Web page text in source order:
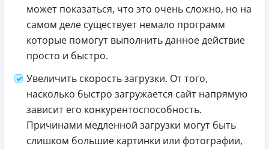
может показаться, что это очень сложно, но на
самом деле существует немало программ
которые помогут выполнить данное действие
просто и быстро.
Увеличить скорость загрузки. От того,
насколько быстро загружается сайт напрямую
зависит его конкурентоспособность.
Причинами медленной загрузки могут быть
слишком большие картинки или фотографии,